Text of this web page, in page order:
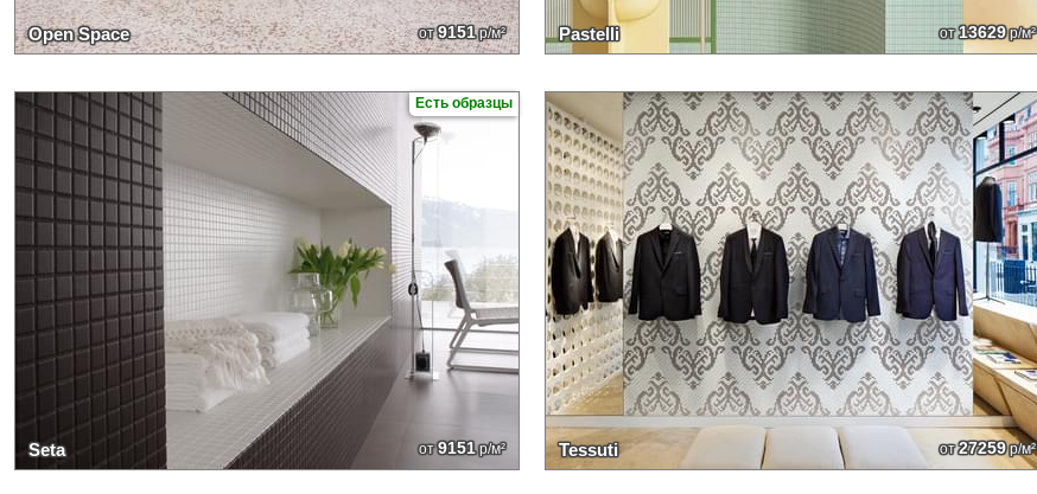
Open Space от9151р/м² Pastelli от13629р/м²
Есть образцы
Seta от9151р/м² Tessuti от27259р/м²